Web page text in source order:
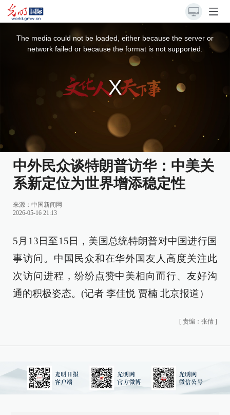
The media could not be loaded, either because the server or
network failed or because the format is not supported.
中外民众谈特朗普访华：中美关
系新定位为世界增添稳定性
来源： 中国新闻网
2026-05-16 21:13
5月13日至15日，美国总统特朗普对中国进行国
事访问。中国民众和在华外国友人高度关注此
次访问进程，纷纷点赞中美相向而行、友好沟
通的积极姿态。(记者 李佳悦 贾楠 北京报道）
[ 责编：张倩 ]